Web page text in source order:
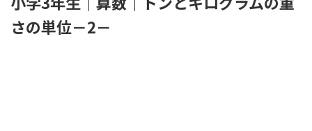
さの単位－2－